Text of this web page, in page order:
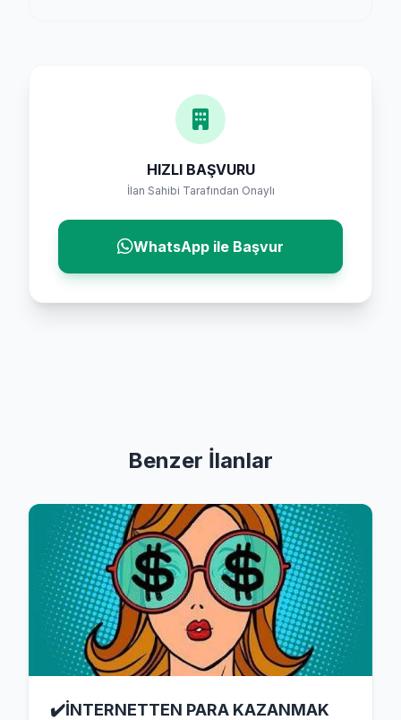
HIZLI BAŞVURU
İlan Sahibi Tarafından Onaylı
WhatsApp ile Başvur
Benzer İlanlar
✔️İNTERNETTEN PARA KAZANMAK